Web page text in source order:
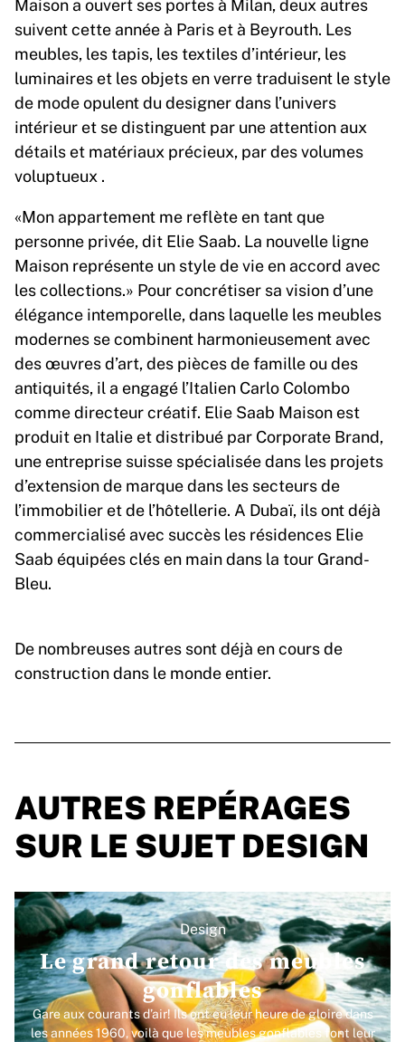
suivent cette année à Paris et à Beyrouth. Les
meubles, les tapis, les textiles d’intérieur, les
luminaires et les objets en verre traduisent le style
de mode opulent du designer dans l’univers
intérieur et se distinguent par une attention aux
détails et matériaux précieux, par des volumes
voluptueux .
«Mon appartement me reflète en tant que
personne privée, dit Elie Saab. La nouvelle ligne
Maison représente un style de vie en accord avec
les collections.» Pour concrétiser sa vision d’une
élégance intemporelle, dans laquelle les meubles
modernes se combinent harmonieusement avec
des œuvres d’art, des pièces de famille ou des
antiquités, il a engagé l’Italien Carlo Colombo
comme directeur créatif. Elie Saab Maison est
produit en Italie et distribué par Corporate Brand,
une entreprise suisse spécialisée dans les projets
d’extension de marque dans les secteurs de
l’immobilier et de l’hôtellerie. A Dubaï, ils ont déjà
commercialisé avec succès les résidences Elie
Saab équipées clés en main dans la tour Grand-
Bleu.
De nombreuses autres sont déjà en cours de
construction dans le monde entier.
AUTRES REPÉRAGES
SUR LE SUJET DESIGN
Design
Le grand retour des meubles
gonflables
Gare aux courants d’air! Ils ont eu leur heure de gloire dans
les années 1960, voilà que les meubles gonflables font leur